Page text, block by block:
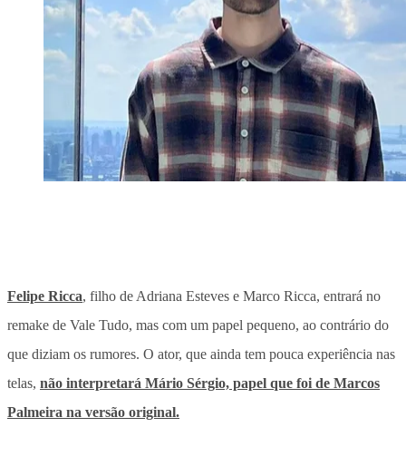
Felipe Ricca, filho de Adriana Esteves e Marco Ricca, entrará no
remake de Vale Tudo, mas com um papel pequeno, ao contrário do
que diziam os rumores. O ator, que ainda tem pouca experiência nas
telas, não interpretará Mário Sérgio, papel que foi de Marcos
Palmeira na versão original.